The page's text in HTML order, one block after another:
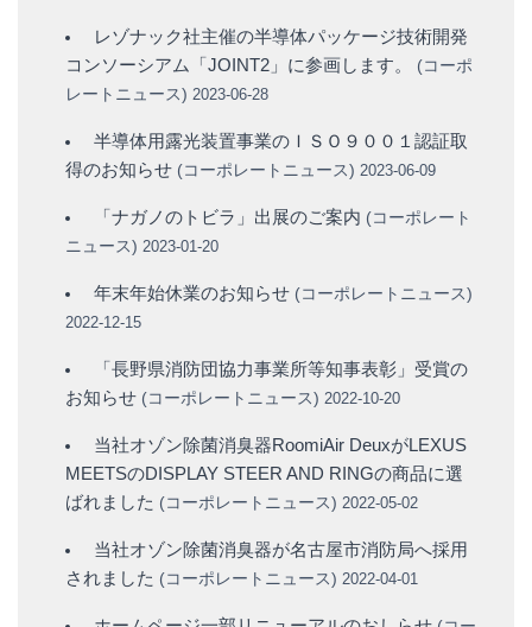
レゾナック社主催の半導体パッケージ技術開発
コンソーシアム「JOINT2」に参画します。
(コーポ
レートニュース) 2023-06-28
半導体用露光装置事業のＩＳＯ９００１認証取
得のお知らせ (コーポレートニュース) 2023-06-09
「ナガノのトビラ」出展のご案内 (コーポレート
ニュース) 2023-01-20
年末年始休業のお知らせ (コーポレートニュース)
2022-12-15
「長野県消防団協力事業所等知事表彰」受賞の
お知らせ (コーポレートニュース) 2022-10-20
当社オゾン除菌消臭器RoomiAir DeuxがLEXUS
MEETSのDISPLAY STEER AND RINGの商品に選
ばれました (コーポレートニュース) 2022-05-02
当社オゾン除菌消臭器が名古屋市消防局へ採用
されました (コーポレートニュース) 2022-04-01